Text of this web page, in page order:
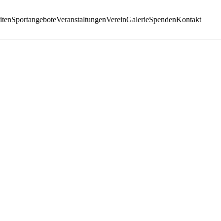
SportangeboteVeranstaltungenVereinGalerieSpendenKontakt